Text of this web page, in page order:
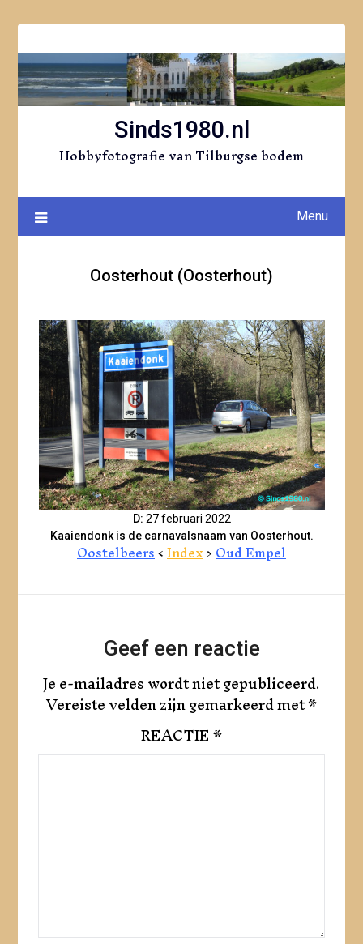
naar
inhoud
Sinds1980.nl
Hobbyfotografie van Tilburgse bodem
Menu
Oosterhout (Oosterhout)
D: 27 februari 2022
Kaaiendonk is de carnavalsnaam van Oosterhout.
Oostelbeers<Index>Oud Empel
Geef een reactie
Je e-mailadres wordt niet gepubliceerd.
Vereiste velden zijn gemarkeerd met*
REACTIE*